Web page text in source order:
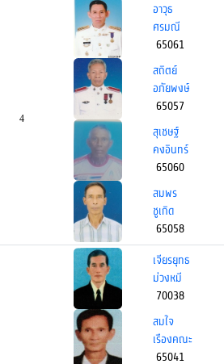
4
อาวุธ
ศรมณี
65061
สถิตย์
อภัยพงษ์
65057
สุเชษฐ์
คงอินทร์
65060
สมพร
ชูเกิด
65058
เจียรยุทธ
ม่วงหมี
70038
สมใจ
เรืองคณะ
65041